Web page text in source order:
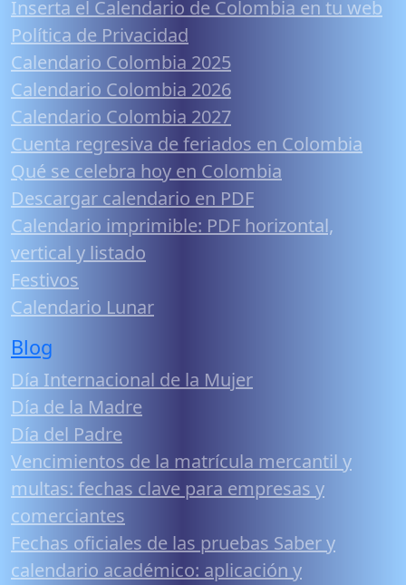
Inserta el Calendario de Colombia en tu web
Política de Privacidad
Calendario Colombia 2025
Calendario Colombia 2026
Calendario Colombia 2027
Cuenta regresiva de feriados en Colombia
Qué se celebra hoy en Colombia
Descargar calendario en PDF
Calendario imprimible: PDF horizontal,
vertical y listado
Festivos
Calendario Lunar
Blog
Día Internacional de la Mujer
Día de la Madre
Día del Padre
Vencimientos de la matrícula mercantil y
multas: fechas clave para empresas y
comerciantes
Fechas oficiales de las pruebas Saber y
calendario académico: aplicación y